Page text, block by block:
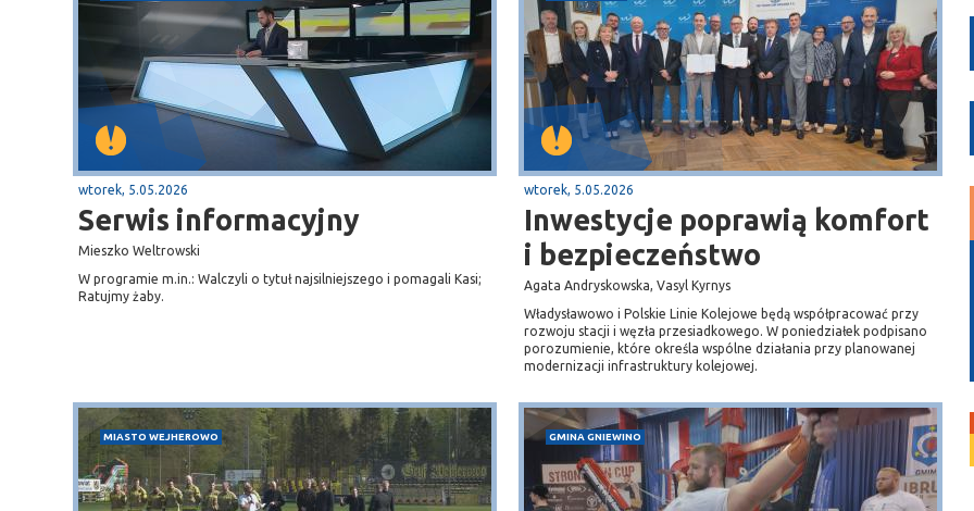
wtorek, 5.05.2026
Serwis informacyjny
Mieszko Weltrowski
W programie m.in.: Walczyli o tytuł najsilniejszego i pomagali Kasi;
Ratujmy żaby.
wtorek, 5.05.2026
Inwestycje poprawią komfort
i bezpieczeństwo
Agata Andryskowska, Vasyl Kyrnys
Władysławowo i Polskie Linie Kolejowe będą współpracować przy
rozwoju stacji i węzła przesiadkowego. W poniedziałek podpisano
porozumienie, które określa wspólne działania przy planowanej
modernizacji infrastruktury kolejowej.
MIASTO WEJHEROWO GMINA GNIEWINO